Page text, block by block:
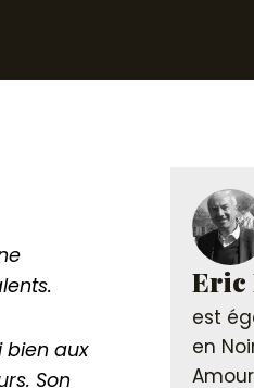
bien aux
Son
Eric
est
en